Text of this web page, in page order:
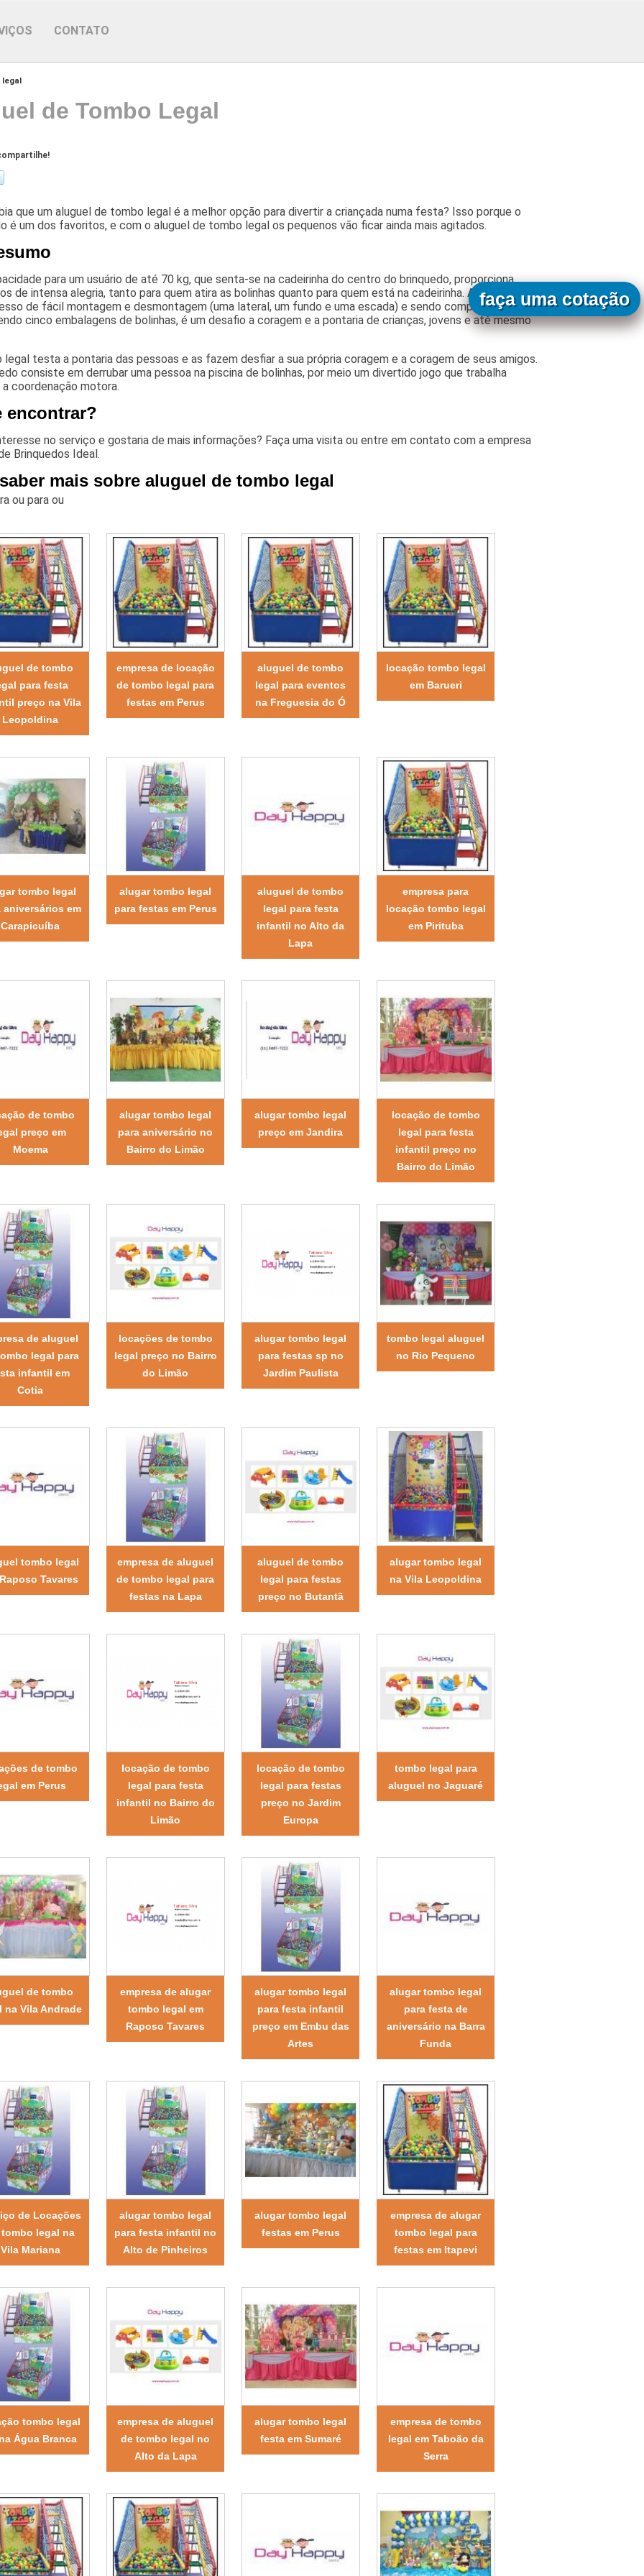
CONTATO
legal
de Tombo Legal
que um aluguel de tombo legal é a melhor opção para divertir a criançada numa festa? Isso porque o
é um dos favoritos, e com o aluguel de tombo legal os pequenos vão ficar ainda mais agitados.
para um usuário de até 70 kg, que senta-se na cadeirinha do centro do brinquedo, proporciona
de intensa alegria, tanto para quem atira as bolinhas quanto para quem está na cadeirinha. Apresentando
de fácil montagem e desmontagem (uma lateral, um fundo e uma escada) e sendo composto por um
cinco embalagens de bolinhas, é um desafio a coragem e a pontaria de crianças, jovens e até mesmo
legal testa a pontaria das pessoas e as fazem desfiar a sua própria coragem e a coragem de seus amigos.
consiste em derrubar uma pessoa na piscina de bolinhas, por meio um divertido jogo que trabalha
coordenação motora.
encontrar?
no serviço e gostaria de mais informações? Faça uma visita ou entre em contato com a empresa
Brinquedos Ideal.
mais sobre aluguel de tombo legal
ou paraou
faça uma cotação
de tombo
para festa
preço na Vila
Leopoldina
empresa de locação
de tombo legal para
festas em Perus
aluguel de tombo
legal para eventos
na Freguesia do Ó
locação tombo legal
em Barueri
tombo legal
aniversários em
Carapicuíba
alugar tombo legal
para festas em Perus
aluguel de tombo
legal para festa
infantil no Alto da
Lapa
empresa para
locação tombo legal
em Pirituba
de tombo
preço em
Moema
alugar tombo legal
para aniversário no
Bairro do Limão
alugar tombo legal
preço em Jandira
locação de tombo
legal para festa
infantil preço no
Bairro do Limão
de aluguel
legal para
infantil em
Cotia
locações de tombo
legal preço no Bairro
do Limão
alugar tombo legal
para festas sp no
Jardim Paulista
tombo legal aluguel
no Rio Pequeno
tombo legal
Tavares
empresa de aluguel
de tombo legal para
festas na Lapa
aluguel de tombo
legal para festas
preço no Butantã
alugar tombo legal
na Vila Leopoldina
de tombo
em Perus
locação de tombo
legal para festa
infantil no Bairro do
Limão
locação de tombo
legal para festas
preço no Jardim
Europa
tombo legal para
aluguel no Jaguaré
de tombo
na Vila Andrade
empresa de alugar
tombo legal em
Raposo Tavares
alugar tombo legal
para festa infantil
preço em Embu das
Artes
alugar tombo legal
para festa de
aniversário na Barra
Funda
de Locações
legal na
Vila Mariana
alugar tombo legal
para festa infantil no
Alto de Pinheiros
alugar tombo legal
festas em Perus
empresa de alugar
tombo legal para
festas em Itapevi
tombo legal
Água Branca
empresa de aluguel
de tombo legal no
Alto da Lapa
alugar tombo legal
festa em Sumaré
empresa de tombo
legal em Taboão da
Serra